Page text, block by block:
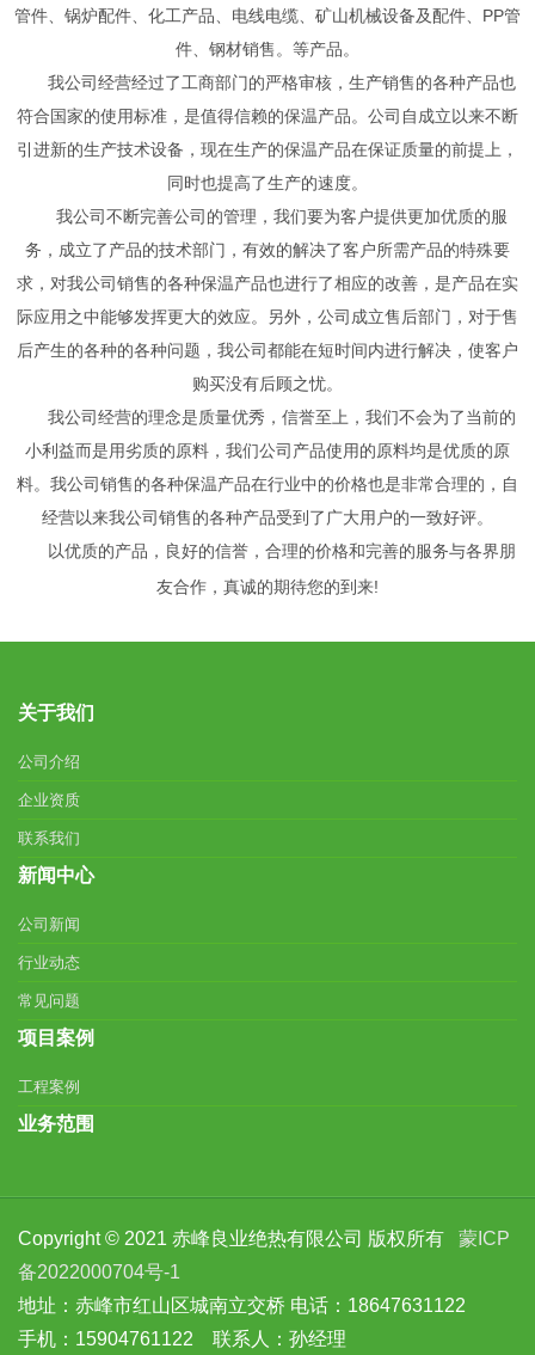
管件、锅炉配件、化工产品、电线电缆、矿山机械设备及配件、PP管
件、钢材销售。等产品。
我公司经营经过了工商部门的严格审核，生产销售的各种产品也
符合国家的使用标准，是值得信赖的保温产品。公司自成立以来不断
引进新的生产技术设备，现在生产的保温产品在保证质量的前提上，
同时也提高了生产的速度。
我公司不断完善公司的管理，我们要为客户提供更加优质的服
务，成立了产品的技术部门，有效的解决了客户所需产品的特殊要
求，对我公司销售的各种保温产品也进行了相应的改善，是产品在实
际应用之中能够发挥更大的效应。另外，公司成立售后部门，对于售
后产生的各种的各种问题，我公司都能在短时间内进行解决，使客户
购买没有后顾之忧。
我公司经营的理念是质量优秀，信誉至上，我们不会为了当前的
小利益而是用劣质的原料，我们公司产品使用的原料均是优质的原
料。我公司销售的各种保温产品在行业中的价格也是非常合理的，自
经营以来我公司销售的各种产品受到了广大用户的一致好评。
以优质的产品，良好的信誉，合理的价格和完善的服务与各界朋
友合作，真诚的期待您的到来!
关于我们
公司介绍
企业资质
联系我们
新闻中心
公司新闻
行业动态
常见问题
项目案例
工程案例
业务范围
Copyright © 2021 赤峰良业绝热有限公司 版权所有 蒙ICP
备2022000704号-1
地址：赤峰市红山区城南立交桥 电话：18647631122
手机：15904761122 联系人：孙经理